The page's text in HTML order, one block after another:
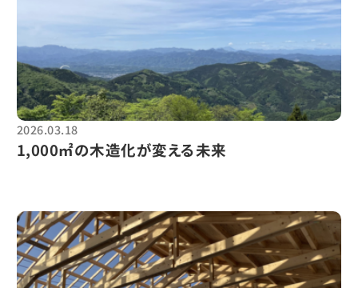
2026.03.18
1,000㎡の木造化が変える未来